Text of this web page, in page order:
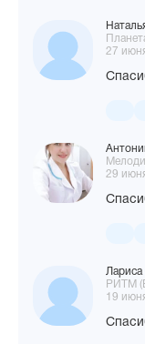
27
29
Лариса
РИТМ
19